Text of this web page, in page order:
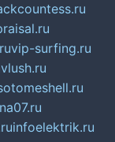
vip-surfing.ru
infoelektrik.ru